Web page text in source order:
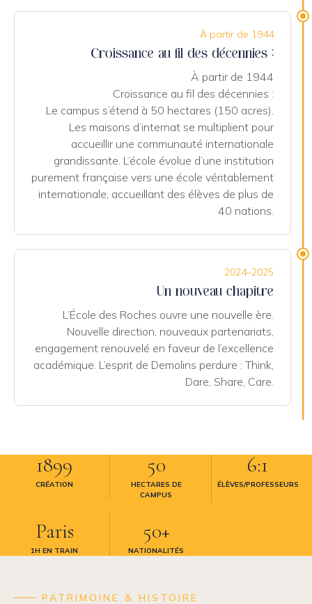
À partir de 1944
Croissance au fil des décennies :
À partir de 1944
Croissance au fil des décennies :
Le campus s’étend à 50 hectares (150 acres).
Les maisons d’internat se multiplient pour
accueillir une communauté internationale
grandissante. L’école évolue d’une institution
purement française vers une école véritablement
internationale, accueillant des élèves de plus de
40 nations.
2024–2025
Un nouveau chapitre
L’École des Roches ouvre une nouvelle ère.
Nouvelle direction, nouveaux partenariats,
engagement renouvelé en faveur de l’excellence
académique. L’esprit de Demolins perdure : Think,
Dare, Share, Care.
1899
CRÉATION
50
HECTARES DE
CAMPUS
6:1
ÉLÈVES/PROFESSEURS
Paris
1H EN TRAIN
50+
NATIONALITÉS
PATRIMOINE & HISTOIRE